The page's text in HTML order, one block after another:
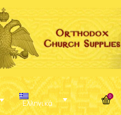
Ελληνικά
0